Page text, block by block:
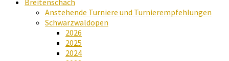
Breitenschach
Anstehende Turniere und Turnierempfehlungen
Schwarzwaldopen
2026
2025
2024